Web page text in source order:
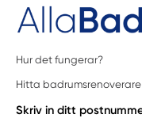
Hur det fungerar?
Hitta badrumsrenoverare
Skriv in ditt